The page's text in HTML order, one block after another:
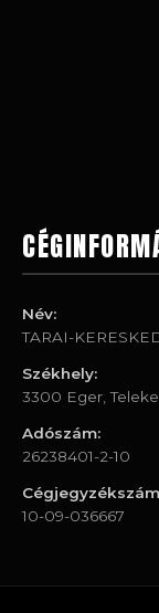
Név:
TARAI-
Székhely:
3300 Eger,
Adószám:
26238401-2-10
10-09-036667